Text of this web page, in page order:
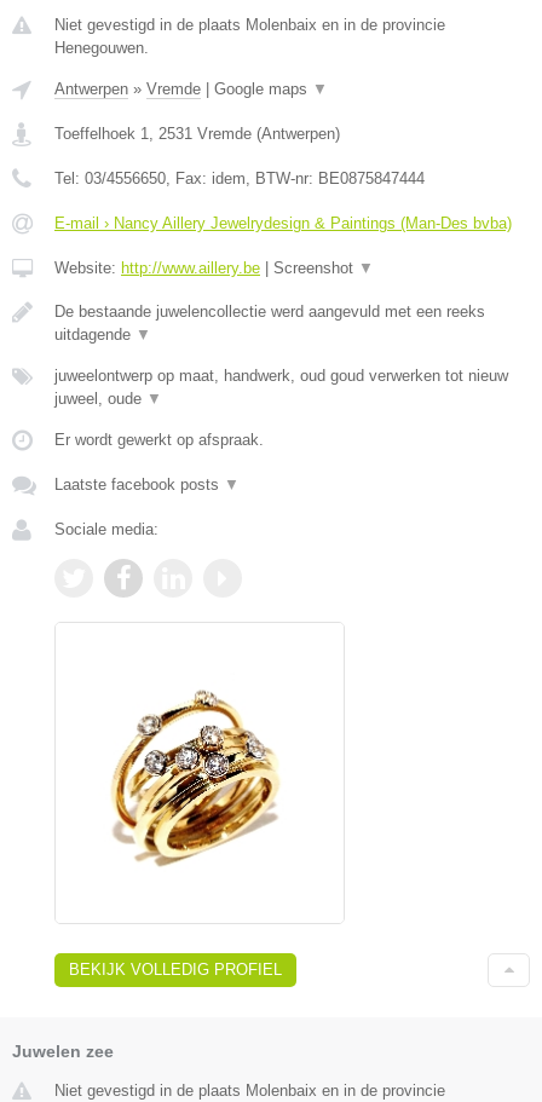
Niet gevestigd in de plaats Molenbaix en in de provincie
Henegouwen.
Antwerpen » Vremde Google maps ▼
Toeffelhoek 1 2531 Vremde (Antwerpen)
Tel: 03/4556650 , Fax: idem , BTW-nr: BE0875847444
E-mail › Nancy Aillery Jewelrydesign & Paintings (Man-Des bvba)
Website: http://www.aillery.be Screenshot ▼
De bestaande juwelencollectie werd aangevuld met een reeks
uitdagende ▼
juweelontwerp op maat, handwerk, oud goud verwerken tot nieuw
juweel, oude ▼
Er wordt gewerkt op afspraak.
Laatste facebook posts ▼
Sociale media:
BEKIJK VOLLEDIG PROFIEL
Juwelen zee
Niet gevestigd in de plaats Molenbaix en in de provincie